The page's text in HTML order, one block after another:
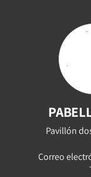
Pavillón
Correo